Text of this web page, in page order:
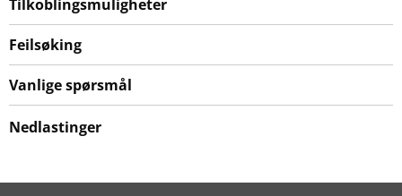
Tilkoblingsmuligheter
Feilsøking
Vanlige spørsmål
Nedlastinger